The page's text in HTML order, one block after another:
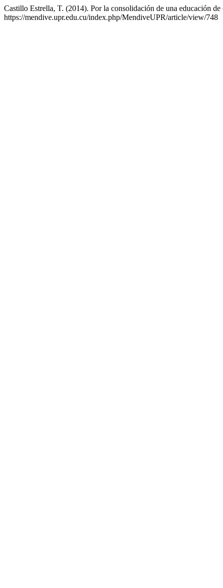
Castillo Estrella, T. (2014). Por la consolidación de una educación
https://mendive.upr.edu.cu/index.php/MendiveUPR/article/view/748